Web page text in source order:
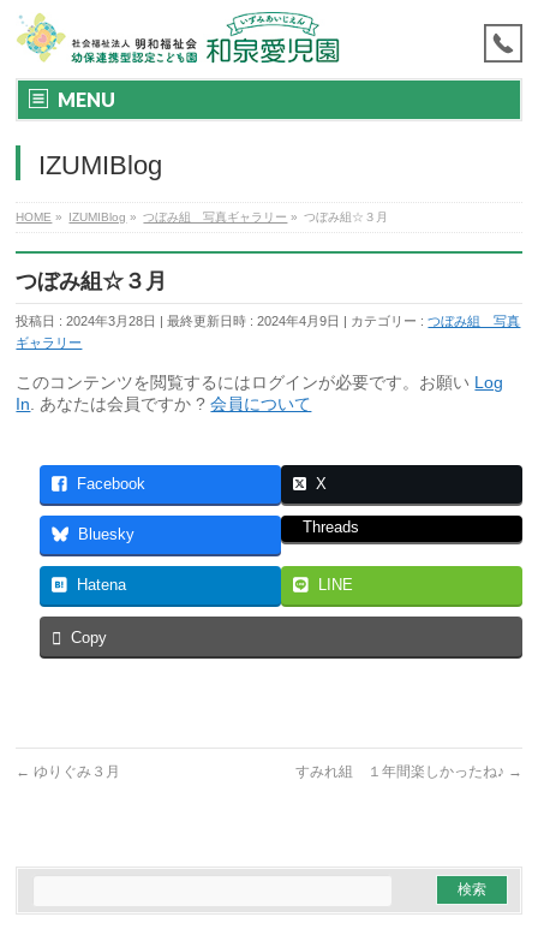
MENU
IZUMIBlog
HOME » IZUMIBlog » つぼみ組 写真ギャラリー » つぼみ組☆３月
つぼみ組☆３月
投稿日 : 2024年3月28日 最終更新日時 : 2024年4月9日 カテゴリー :つぼみ組 写真
ギャラリー
このコンテンツを閲覧するにはログインが必要です。お願い Log
In . あなたは会員ですか ?会員について
Facebook X
Bluesky Threads
Hatena LINE
Copy
← ゆりぐみ３月 すみれ組 １年間楽しかったね♪ →